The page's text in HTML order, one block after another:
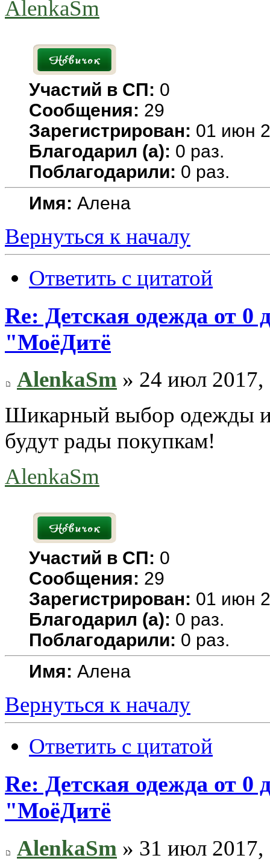
AlenkaSm
Участий в СП: 0
Сообщения: 29
Зарегистрирован: 01 июн
Благодарил (а): 0 раз.
Поблагодарили: 0 раз.
Имя: Алена
Вернуться к началу
Ответить с цитатой
Re: Детская одежда от
"МоёДитё
AlenkaSm » 24 июл 2017,
Шикарный выбор одежды
будут рады покупкам!
AlenkaSm
Участий в СП: 0
Сообщения: 29
Зарегистрирован: 01 июн
Благодарил (а): 0 раз.
Поблагодарили: 0 раз.
Имя: Алена
Вернуться к началу
Ответить с цитатой
Re: Детская одежда от
"МоёДитё
AlenkaSm » 31 июл 2017,